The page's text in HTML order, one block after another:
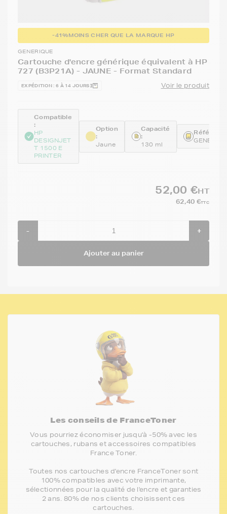
-41%MOINS CHER QUE LA MARQUE HP
GENERIQUE
Cartouche d'encre générique équivalent à HP
727 (B3P21A) - JAUNE - Format Standard
EXPÉDITION : 6 À 14 JOURS Voir le produit
Compatible
:
HP
DESIGNJET
T 1500 E
PRINTER
Option
:
Jaune
Capacité
:
130 ml
52,00 €HT
62,40 €TTC
- +
Ajouter au panier
Les conseils de FranceToner
Vous pourriez économiser jusqu'à -50% avec les
cartouches, rubans et accessoires compatibles
France Toner.
Toutes nos cartouches d'encre FranceToner sont
100% compatibles avec votre imprimante,
sélectionnées pour la qualité de l'encre et garanties
2 ans. 80% de nos clients choisissent ces
cartouches.